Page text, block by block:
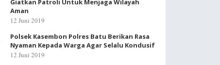
Giatkan Patroli Untuk Menjaga Wilayah
Aman
12 Juni 2019
Polsek Kasembon Polres Batu Berikan Rasa
Nyaman Kepada Warga Agar Selalu Kondusif
12 Juni 2019